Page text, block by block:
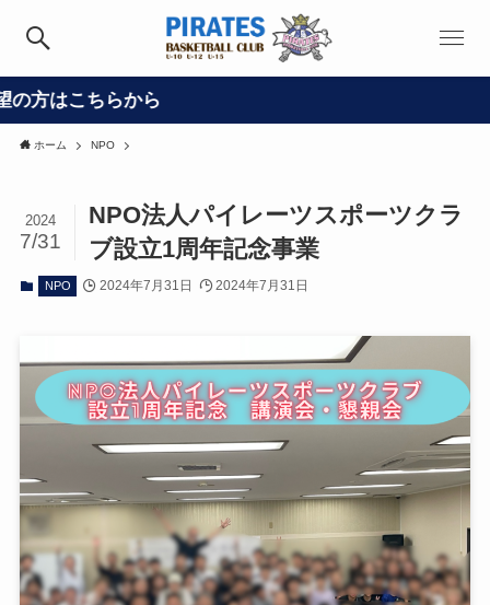
ホーム NPO
NPO法人パイレーツスポーツクラ
ブ設立1周年記念事業
2024
7/31
NPO 2024年7月31日 2024年7月31日